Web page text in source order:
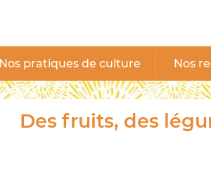
Nos pratiques de culture Nos
Des fruits, des